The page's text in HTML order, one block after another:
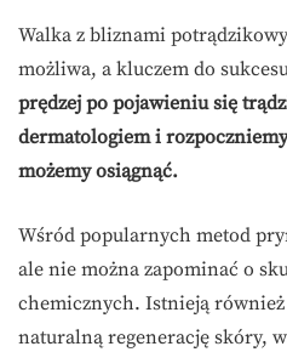
Walka z bliznami
możliwa, a kluczem do
prędzej po pojawieniu się
dermatologiem i
możemy osiągnąć.
Wśród popularnych metod
ale nie można zapominać o
chemicznych. Istnieją
naturalną regenerację skóry,